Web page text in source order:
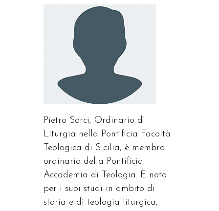
Pietro Sorci, Ordinario di
Liturgia nella Pontificia Facoltà
Teologica di Sicilia, è membro
ordinario della Pontificia
Accademia di Teologia. È noto
per i suoi studi in ambito di
storia e di teologia liturgica,